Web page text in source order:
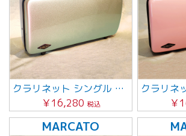
クラリネット シングル 【シャンパンゴールド】
￥16,280 税込
￥
MARCATO